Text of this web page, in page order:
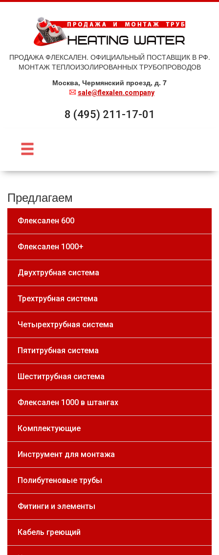
ПРОДАЖА ФЛЕКСАЛЕН. ОФИЦИАЛЬНЫЙ ПОСТАВЩИК В РФ.
МОНТАЖ ТЕПЛОИЗОЛИРОВАННЫХ ТРУБОПРОВОДОВ
Москва, Чермянский проезд, д. 7
sale@flexalen.company
8 (495) 211-17-01
Предлагаем
Флексален 600
Флексален 1000+
Двухтрубная система
Трехтрубная система
Четырехтрубная система
Пятитрубная система
Шеститрубная система
Флексален 1000 в штангах
Комплектующие
Инструмент для монтажа
Полибутеновые трубы
Фитинги и элементы
Кабель греющий